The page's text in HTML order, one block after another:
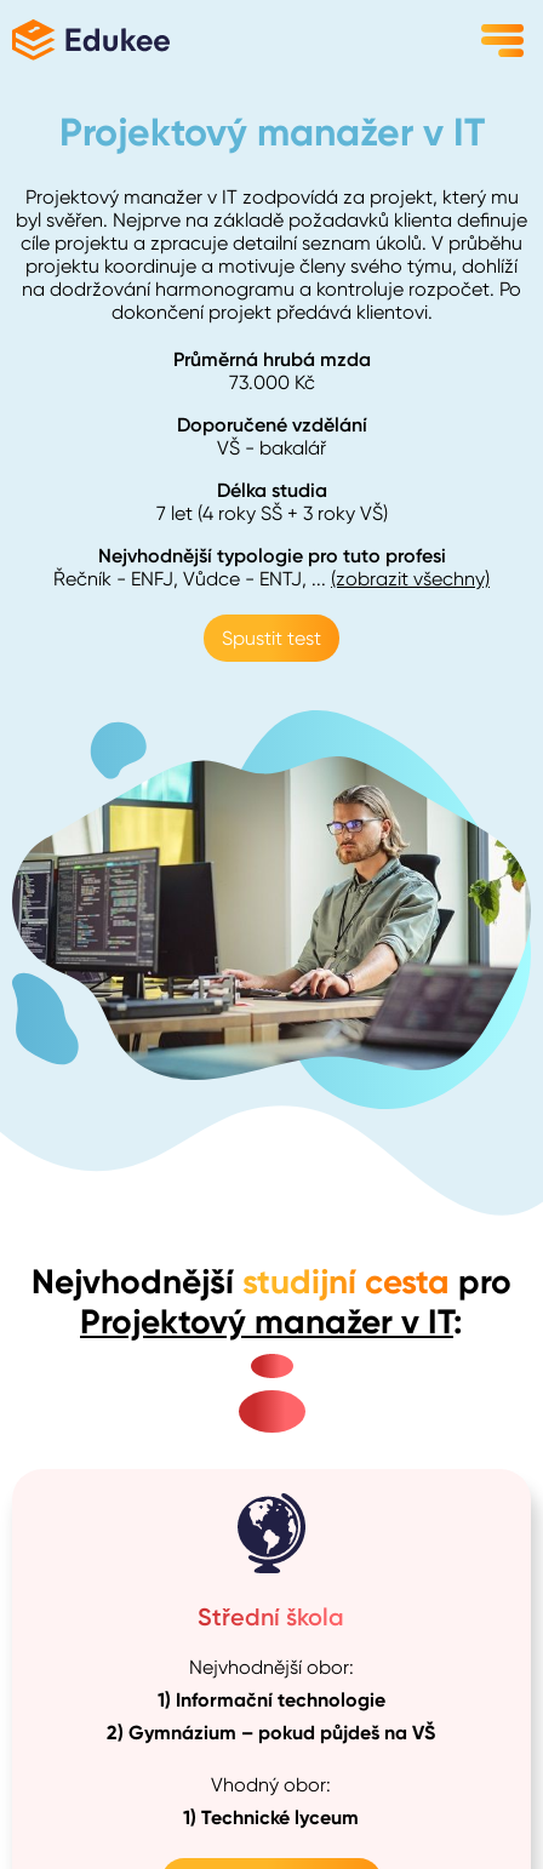
Projektový manažer v IT
Projektový manažer v IT zodpovídá za projekt, který mu
byl svěřen. Nejprve na základě požadavků klienta definuje
cíle projektu a zpracuje detailní seznam úkolů. V průběhu
projektu koordinuje a motivuje členy svého týmu, dohlíží
na dodržování harmonogramu a kontroluje rozpočet. Po
dokončení projekt předává klientovi.
Průměrná hrubá mzda
73.000Kč
Doporučené vzdělání
VŠ - bakalář
Délka studia
7 let (4 roky SŠ + 3 roky VŠ)
Nejvhodnější typologie pro tuto profesi
Řečník - ENFJ, Vůdce - ENTJ, ... (zobrazit všechny)
Spustit test
Nejvhodnější studijní cesta pro
Projektový manažer v IT:
Střední škola
Nejvhodnější obor:
1) Informační technologie
2)Gymnázium –⁠ pokud půjdeš na VŠ
Vhodný obor:
1)Technické lyceum